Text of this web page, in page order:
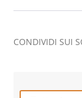
CONDIVIDI SUI